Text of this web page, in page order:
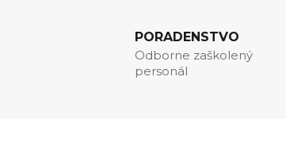
PORADENSTVO
Odborne zaškolený
personál